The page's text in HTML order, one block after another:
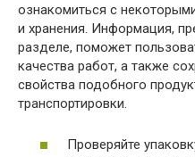
ознакомиться с
и хранения. Информация,
разделе, поможет
качества работ, а также
свойства подобного
транспортировки.
Проверяйте